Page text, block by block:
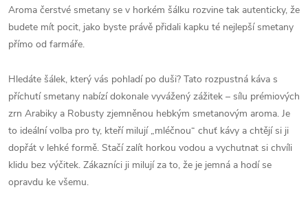
Aroma čerstvé smetany se v horkém šálku rozvine tak autenticky, že
budete mít pocit, jako byste právě přidali kapku té nejlepší smetany
přímo od farmáře.
Hledáte šálek, který vás pohladí po duši? Tato rozpustná káva s
příchutí smetany nabízí dokonale vyvážený zážitek – sílu prémiových
zrn Arabiky a Robusty zjemněnou hebkým smetanovým aroma. Je
to ideální volba pro ty, kteří milují „mléčnou“ chuť kávy a chtějí si ji
dopřát v lehké formě. Stačí zalít horkou vodou a vychutnat si chvíli
klidu bez výčitek. Zákazníci ji milují za to, že je jemná a hodí se
opravdu ke všemu.